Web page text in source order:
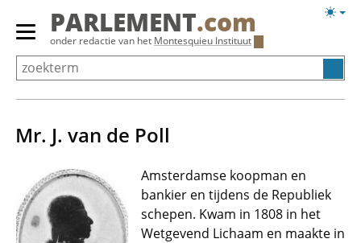
Overslaan
Primair
menu
tonen/verbergen
PARLEMENT.com
onder redactie van het Montesquieu Instituut
Mr. J. van de Poll
Amsterdamse koopman en
bankier en tijdens de Republiek
schepen. Kwam in 1808 in het
Wetgevend Lichaam en maakte in